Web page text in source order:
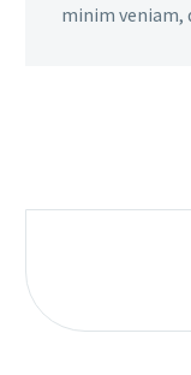
minim veniam,